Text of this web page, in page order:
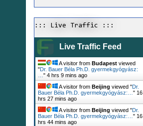
::: Live Traffic :::
Live Traffic Feed
A visitor from Budapest viewed
"Dr. Bauer Béla Ph.D. gyermekgyógyász:
" 4 hrs 9 mins ago
A visitor from Beijing viewed "Dr.
Bauer Béla Ph.D. gyermekgyógyász:… " 16
hrs 27 mins ago
A visitor from Beijing viewed "Dr.
Bauer Béla Ph.D. gyermekgyógyász:… " 16
hrs 44 mins ago